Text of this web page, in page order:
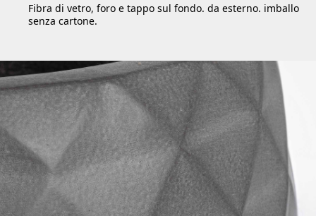
Fibra di vetro, foro e tappo sul fondo. da esterno. imballo
senza cartone.